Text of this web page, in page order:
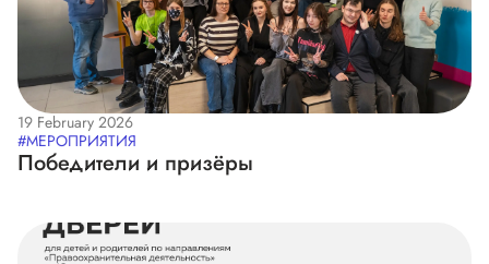
19 February 2026
#МЕРОПРИЯТИЯ
Победители и призёры